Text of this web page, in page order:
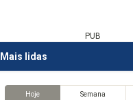
PUB
Mais lidas
Hoje Semana